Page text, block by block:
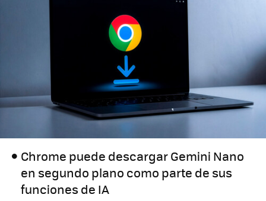
Chrome puede descargar Gemini Nano
en segundo plano como parte de sus
funciones de IA